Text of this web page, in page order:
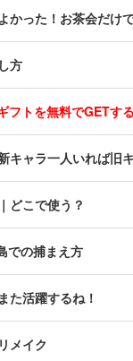
かった！お茶会だけ
方
フトを無料でGET
キャラ一人いれば旧
どこで使う？
での捕まえ方
た活躍するね！
メイク